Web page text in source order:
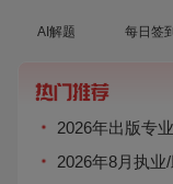
AI解题 每日签
2026年出版专
2026年8月执